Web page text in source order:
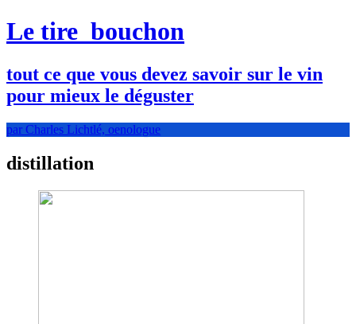
Le tire bouchon
tout ce que vous devez savoir sur le vin
pour mieux le déguster
par Charles Lichtlé, oenologue
distillation